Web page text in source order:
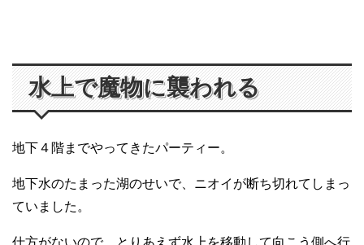
水上で魔物に襲われる
地下４階までやってきたパーティー。
地下水のたまった湖のせいで、ニオイが断ち切れてしまっ
ていました。
仕方がないので、とりあえず水上を移動して向こう側へ行